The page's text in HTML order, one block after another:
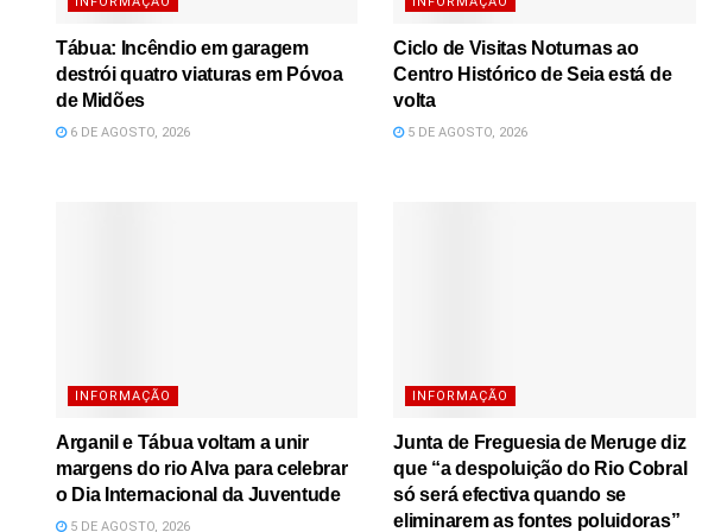
Tábua: Incêndio em garagem
destrói quatro viaturas em Póvoa
de Midões
6 DE AGOSTO, 2026
Ciclo de Visitas Noturnas ao
Centro Histórico de Seia está de
volta
5 DE AGOSTO, 2026
INFORMAÇÃO
Arganil e Tábua voltam a unir
margens do rio Alva para celebrar
o Dia Internacional da Juventude
5 DE AGOSTO, 2026
INFORMAÇÃO
Junta de Freguesia de Meruge diz
que “a despoluição do Rio Cobral
só será efectiva quando se
eliminarem as fontes poluidoras”